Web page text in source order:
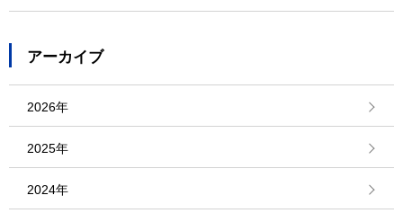
アーカイブ
2026年
2025年
2024年